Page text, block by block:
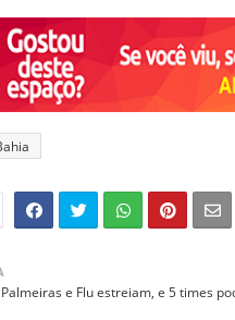
e Flu estreiam, e 5 times